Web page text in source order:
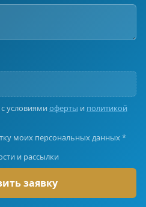
условиями оферты и политикой
моих персональных данных *
и рассылки